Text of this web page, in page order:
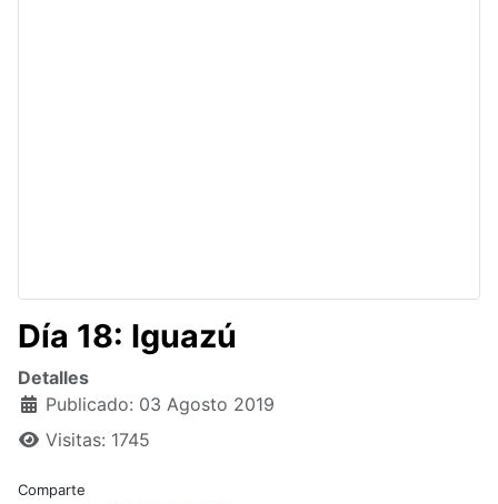
Día 18: Iguazú
Detalles
Publicado: 03 Agosto 2019
Visitas: 1745
Comparte